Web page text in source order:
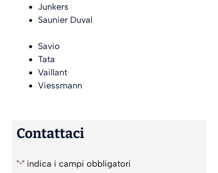
Junkers
Saunier Duval
Savio
Tata
Vaillant
Viessmann
Contattaci
"*" indica i campi obbligatori